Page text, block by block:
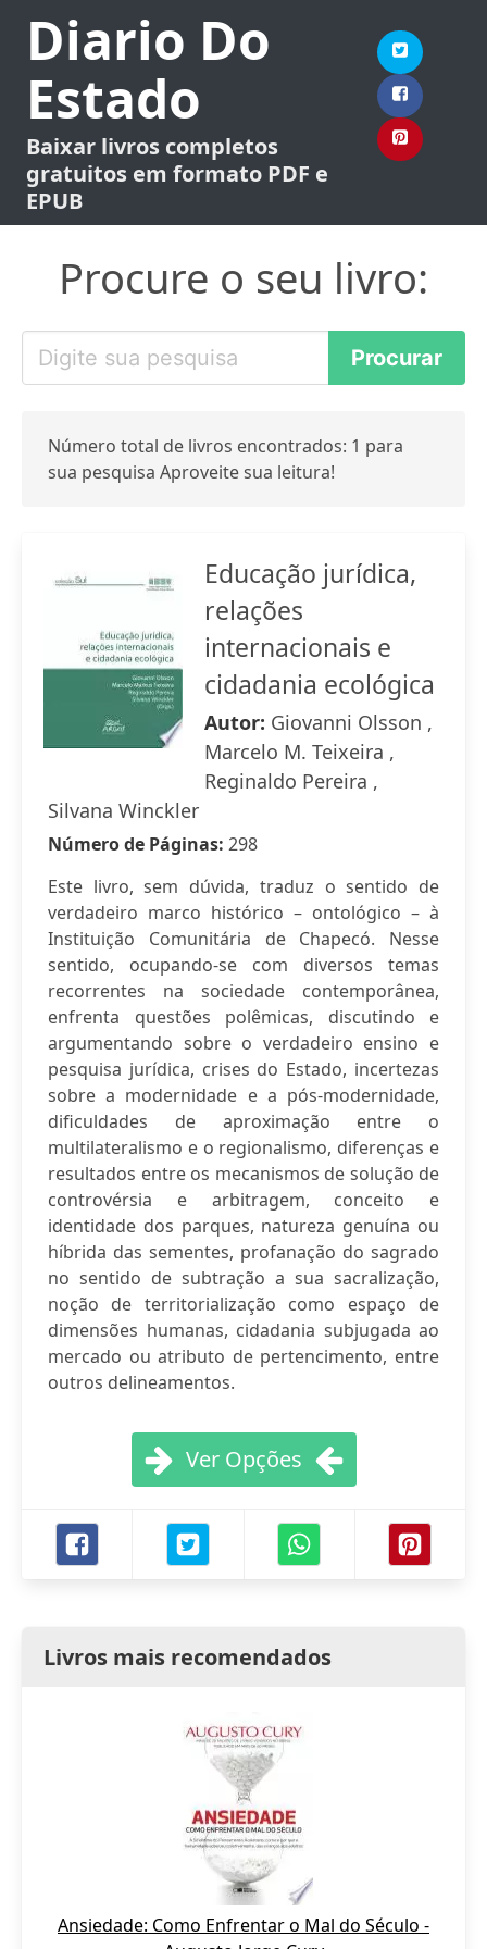
Diario Do
Estado
Baixar livros completos
gratuitos em formato PDF e
EPUB
Procure o seu livro:
Número total de livros encontrados: 1 para
sua pesquisa Aproveite sua leitura!
Educação jurídica,
relações
internacionais e
cidadania ecológica
Autor: Giovanni Olsson ,
Marcelo M. Teixeira ,
Reginaldo Pereira ,
Silvana Winckler
Número de Páginas: 298
Este livro, sem dúvida, traduz o sentido de
verdadeiro marco histórico – ontológico – à
Instituição Comunitária de Chapecó. Nesse
sentido, ocupando-se com diversos temas
recorrentes na sociedade contemporânea,
enfrenta questões polêmicas, discutindo e
argumentando sobre o verdadeiro ensino e
pesquisa jurídica, crises do Estado, incertezas
sobre a modernidade e a pós-modernidade,
dificuldades de aproximação entre o
multilateralismo e o regionalismo, diferenças e
resultados entre os mecanismos de solução de
controvérsia e arbitragem, conceito e
identidade dos parques, natureza genuína ou
híbrida das sementes, profanação do sagrado
no sentido de subtração a sua sacralização,
noção de territorialização como espaço de
dimensões humanas, cidadania subjugada ao
mercado ou atributo de pertencimento, entre
outros delineamentos.
Ver Opções
Livros mais recomendados
Ansiedade: Como Enfrentar o Mal do Século -